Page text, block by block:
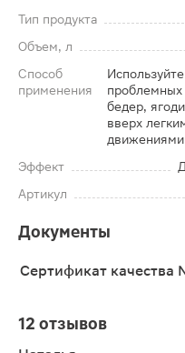
Тип продукта
Объем, л
Способ
применения
проблемных
бедер,
вверх
движениями
Эффект
Артикул
Документы
Сертификат качества
12 отзывов